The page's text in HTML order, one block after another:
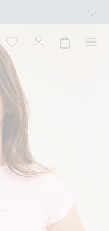
Kan ikke kombineres med